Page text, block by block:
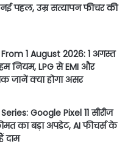
पहल, उम्र सत्यापन फीचर की
1 August 2026: 1 अगस्त
नियम, LPG से EMI और
जानें क्या होगा असर
Google Pixel 11 सीरीज
का बड़ा अपडेट, AI फीचर्स के
दाम